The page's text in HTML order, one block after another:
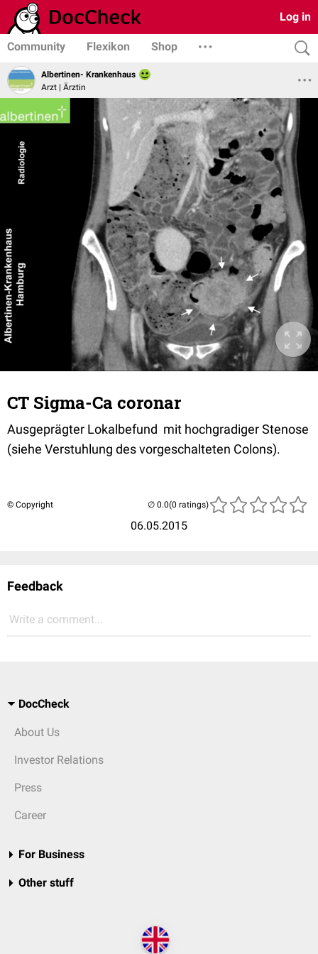
Log in
Community Flexikon Shop
Albertinen- Krankenhaus
Arzt | Ärztin
CT Sigma-Ca coronar
Ausgeprägter Lokalbefund mit hochgradiger Stenose
(siehe Verstuhlung des vorgeschalteten Colons).
© Copyright
06.05.2015
(0 ratings)
Feedback
Write a comment...
DocCheck
About Us
Investor Relations
Press
Career
For Business
Other stuff